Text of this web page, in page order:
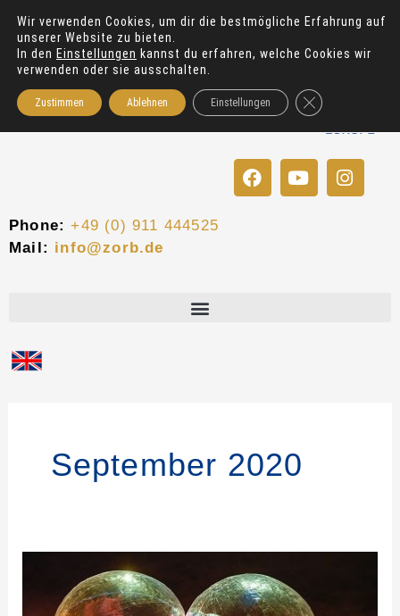
Inhalt
springen
F
a
Y
o
I
n
Phone: +49 (0) 911 444525
Mail: info@zorb.de
September 2020
Dresden
Wir verwenden Cookies, um dir die bestmögliche Erfahrung auf
unserer Website zu bieten.
In den Einstellungen kannst du erfahren, welche Cookies wir
verwenden oder sie ausschalten.
Zustimmen Ablehnen Einstellungen GDPR Cookie-